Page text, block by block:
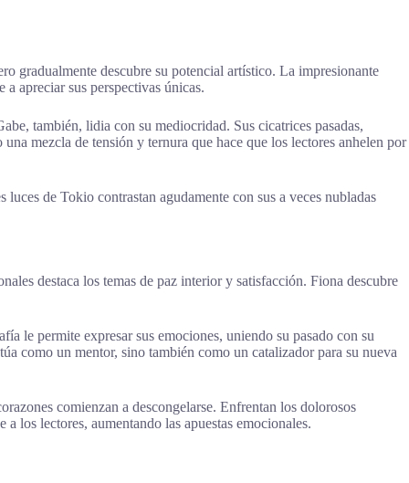
gradualmente descubre su potencial artístico. La impresionante
apreciar sus perspectivas únicas.
también, lidia con su mediocridad. Sus cicatrices pasadas,
mezcla de tensión y ternura que hace que los lectores anhelen por
de Tokio contrastan agudamente con sus a veces nubladas
destaca los temas de paz interior y satisfacción. Fiona descubre
le permite expresar sus emociones, uniendo su pasado con su
como un mentor, sino también como un catalizador para su nueva
comienzan a descongelarse. Enfrentan los dolorosos
los lectores, aumentando las apuestas emocionales.